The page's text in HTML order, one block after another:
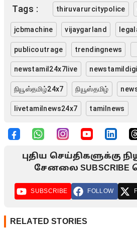
Tags : thiruvarurcitypolice
jcbmachine vijaygarland
publicoutrage trendingnews
newstamil24x7live
நியூஸ்தமிழ்24x7 நியூஸ்தமிழ்
livetamilnews24x7 tamilnews
புதிய செய்திகளுக்கு
சேனலை
SUBSCRIBE FOLLOW
RELATED STORIES